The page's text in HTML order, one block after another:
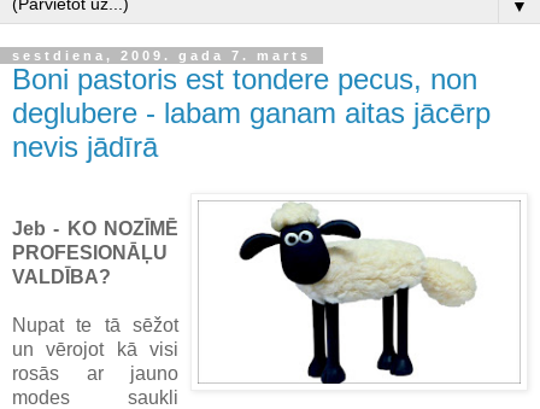
▼
sestdiena, 2009. gada 7. marts
Boni pastoris est tondere pecus, non
deglubere - labam ganam aitas jācērp
nevis jādīrā
Jeb - KO NOZĪMĒ
PROFESIONĀĻU
VALDĪBA?
Nupat te tā sēžot
un vērojot kā visi
rosās ar jauno
modes saukli